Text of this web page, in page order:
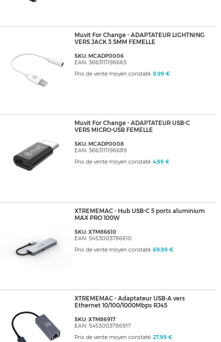
Muvit For Change - ADAPTATEUR LIGHTNING
VERS JACK 3.5MM FEMELLE
SKU: MCADP0006
EAN: 3663111196665
Prix de vente moyen constaté: 9,99 €
Muvit For Change - ADAPTATEUR USB-C
VERS MICRO-USB FEMELLE
SKU: MCADP0008
EAN: 3663111196689
Prix de vente moyen constaté: 4,99 €
XTREMEMAC - Hub USB-C 5 ports aluminium
MAX PRO 100W
SKU: XTM86610
EAN: 5453003786610
Prix de vente moyen constaté: 69,99 €
XTREMEMAC - Adaptateur USB-A vers
Ethernet 10/100/1000Mbps RJ45
SKU: XTM86917
EAN: 5453003786917
Prix de vente moyen constaté: 27,99 €